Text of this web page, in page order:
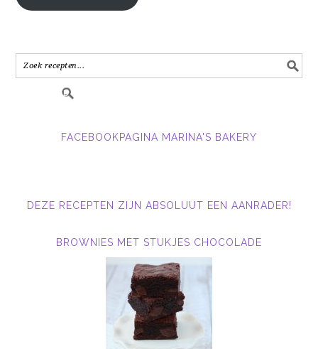
in.....
FACEBOOKPAGINA MARINA'S BAKERY
DEZE RECEPTEN ZIJN ABSOLUUT EEN AANRADER!
BROWNIES MET STUKJES CHOCOLADE